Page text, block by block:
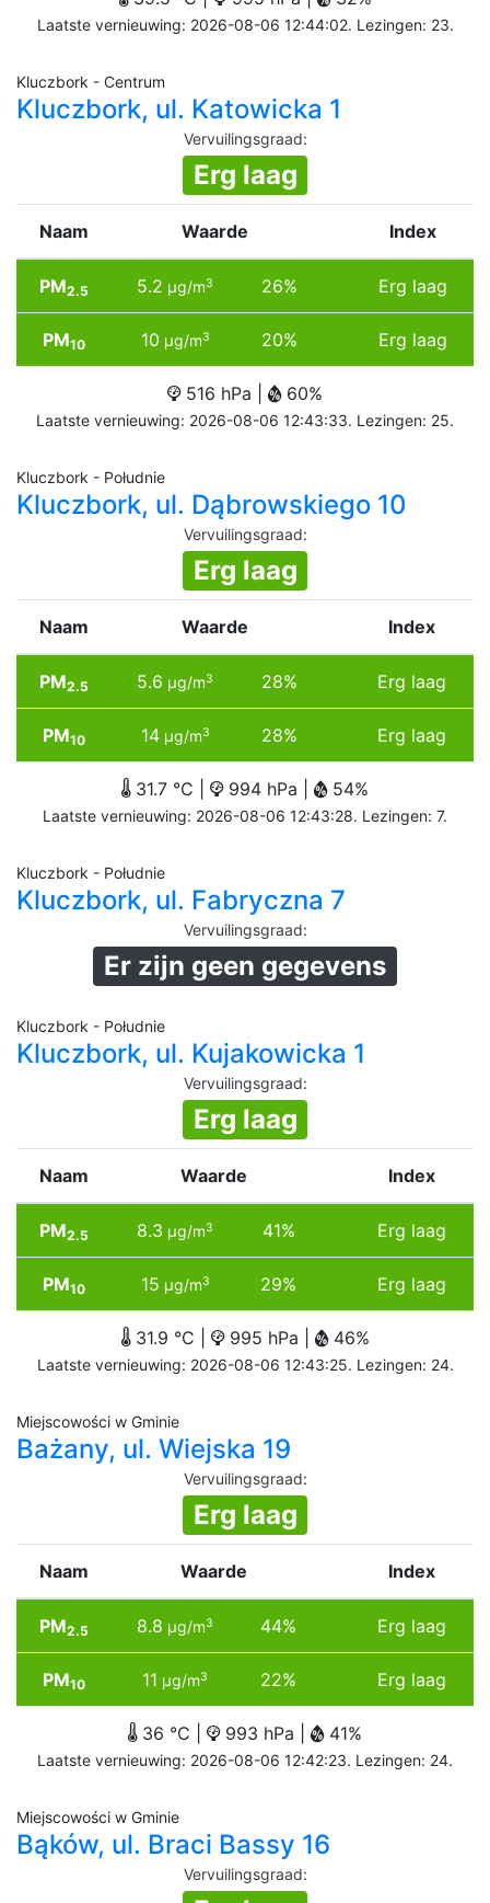
Laatste vernieuwing: 2026-08-06 12:44:02. Lezingen: 23.
Kluczbork - Centrum
Kluczbork, ul. Katowicka 1
Vervuilingsgraad:
Erg laag
Naam Waarde Index
PM2.5 5.2 µg/m3 26% Erg laag
PM10 10 µg/m3 20% Erg laag
516 hPa | 60%
Laatste vernieuwing: 2026-08-06 12:43:33. Lezingen: 25.
Kluczbork - Południe
Kluczbork, ul. Dąbrowskiego 10
Vervuilingsgraad:
Erg laag
Naam Waarde Index
PM2.5 5.6 µg/m3 28% Erg laag
PM10 14µg/m3 28% Erg laag
31.7 °C | 994 hPa | 54%
Laatste vernieuwing: 2026-08-06 12:43:28. Lezingen: 7.
Kluczbork - Południe
Kluczbork, ul. Fabryczna 7
Vervuilingsgraad:
Er zijn geen gegevens
Kluczbork - Południe
Kluczbork, ul. Kujakowicka 1
Vervuilingsgraad:
Erg laag
Naam Waarde Index
PM2.5 8.3 µg/m3 41% Erg laag
PM10 15 µg/m3 29% Erg laag
31.9 °C | 995 hPa | 46%
Laatste vernieuwing: 2026-08-06 12:43:25. Lezingen: 24.
Miejscowości w Gminie
Bażany, ul. Wiejska 19
Vervuilingsgraad:
Erg laag
Naam Waarde Index
PM2.5 8.8 µg/m3 44% Erg laag
PM10 11 µg/m3 22% Erg laag
36 °C | 993 hPa | 41%
Laatste vernieuwing: 2026-08-06 12:42:23. Lezingen: 24.
Miejscowości w Gminie
Bąków, ul. Braci Bassy 16
Vervuilingsgraad: